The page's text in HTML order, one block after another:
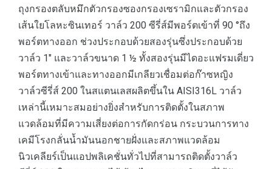
ถุงกรองตลับหมึกตัวกรองซองกรองเซรามิกและตัวกรอง
เส้นใยโลหะซินเทอร์ วาล์ว 200 ซีรี่ส์มีพอร์ตเข้าที่ 90 °ถึง
พอร์ตทางออก ช่วงประกอบด้วยสองรุ่นซึ่งประกอบด้วย
วาล์ว 1″ และวาล์วขนาด 1 ½ ทั้งสองรุ่นมีไดอะแฟรมเดี่ยว
พอร์ตทางเข้าและทางออกมีเกลียวเชื่อมต่อก๊าซหญิง
วาล์วซีรี่ส์ 200 ในสแตนเลสผลิตขึ้นใน AISI316L วาล์ว
เหล่านี้เหมาะสมอย่างยิ่งสำหรับการติดตั้งในสภาพ
แวดล้อมที่มีความเสี่ยงต่อการกัดกร่อน กระบวนการทาง
เคมีโรงกลั่นน้ำมันนอกชายฝั่งและสภาพแวดล้อม
นิวเคลียร์เป็นแอปพลิเคชั่นทั่วไปที่สามารถติดตั้งวาล์ว